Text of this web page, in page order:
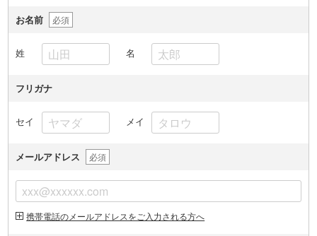
お名前 必須
姓 名
フリガナ
セイ メイ
メールアドレス 必須
携帯電話のメールアドレスをご入力される方へ